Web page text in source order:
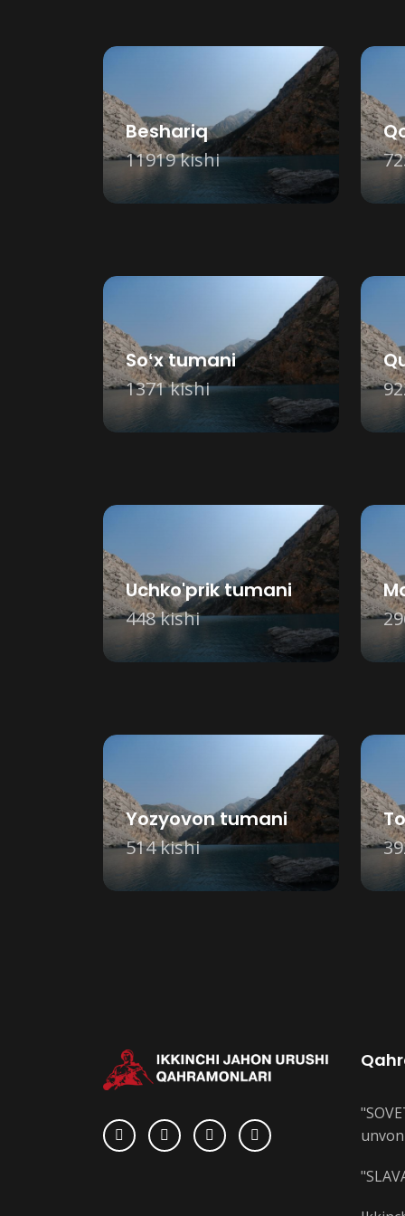
Beshariq
11919 kishi
Soʻx tumani
1371 kishi
Uchko'prik tumani
448 kishi
Yozyovon tumani
514 kishi